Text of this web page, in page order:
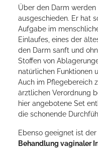
Über den Darm
ausgeschieden. Er hat
Aufgabe im
Einlaufes, eines der
den Darm sanft und
Stoffen von
natürlichen Funktionen
Auch im Pflegebereich
ärztlichen Verordnung
hier angebotene Set
die schonende
Ebenso geeignet ist
Behandlung vaginaler